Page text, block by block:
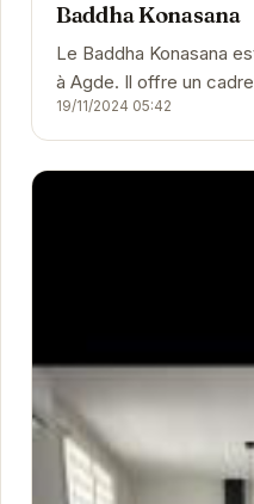
Baddha Konasana
Le Baddha Konasana
à Agde. Il offre un
se ressourcer.
19/11/2024 05:42